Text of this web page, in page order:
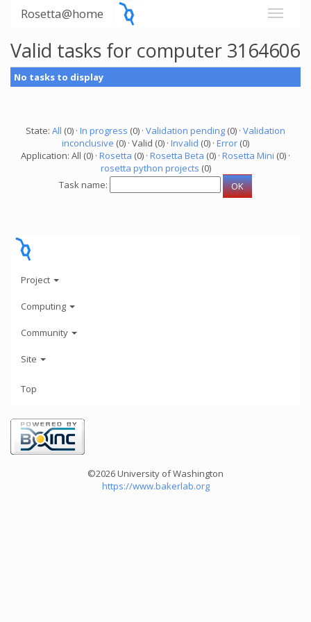
Rosetta@home
Valid tasks for computer 3164606
No tasks to display
State: All (0) · In progress (0) · Validation pending (0) · Validation
inconclusive (0) · Valid (0) · Invalid (0) · Error (0)
Application: All (0) · Rosetta (0) · Rosetta Beta (0) · Rosetta Mini (0) ·
rosetta python projects (0)
Task name:
Project
Computing
Community
Site
Top
©2026 University of Washington
https://www.bakerlab.org